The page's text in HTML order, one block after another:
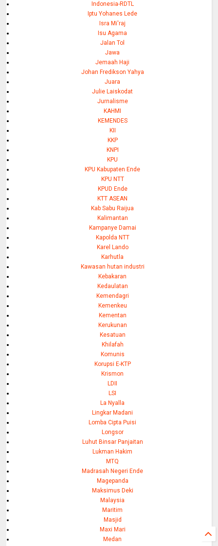
Indonesia-RDTL
Iptu Yohanes Lede
Isra Mi'raj
Isu Agama
Jalan Tol
Jawa
Jemaah Haji
Johan Fredikson Yahya
Juara
Julie Laiskodat
Jurnalisme
KAHMI
KEMENDES
KII
KKP
KNPI
KPU
KPU Kabupaten Ende
KPU NTT
KPUD Ende
KTT ASEAN
Kab Sabu Raijua
Kalimantan
Kampanye Damai
Kapolda NTT
Karel Lando
Karhutla
Kawasan hutan industri
Kebakaran
Kedaulatan
Kemendagri
Kemenkeu
Kementan
Kerukunan
Kesatuan
Khilafah
Komunis
Korupsi E-KTP
Krismon
LDII
LSI
La Nyalla
Lingkar Madani
Lomba Cipta Puisi
Longsor
Luhut Binsar Panjaitan
Lukman Hakim
MTQ
Madrasah Negeri Ende
Magepanda
Maksimus Deki
Malaysia
Maritim
Masjid
Maxi Mari
Medan